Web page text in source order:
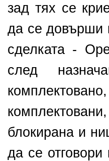
зад тях се
да се довърши
сделката -
след
блокирана и
да се